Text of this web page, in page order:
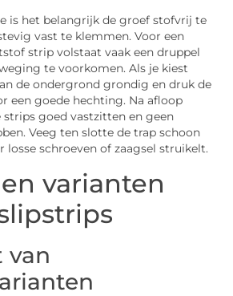
is het belangrijk de groef stofvrij te
vast te klemmen. Voor een
strip volstaat vaak een druppel
te voorkomen. Als je kiest
de ondergrond grondig en druk de
een goede hechting. Na afloop
goed vastzitten en geen
Veeg ten slotte de trap schoon
losse schroeven of zaagsel struikelt.
varianten
van